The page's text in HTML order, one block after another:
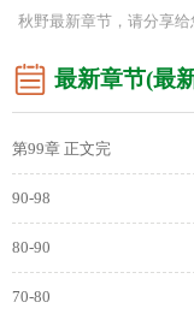
秋野最新章节，请分享给
最新章节(最
第99章 正文完
90-98
80-90
70-80